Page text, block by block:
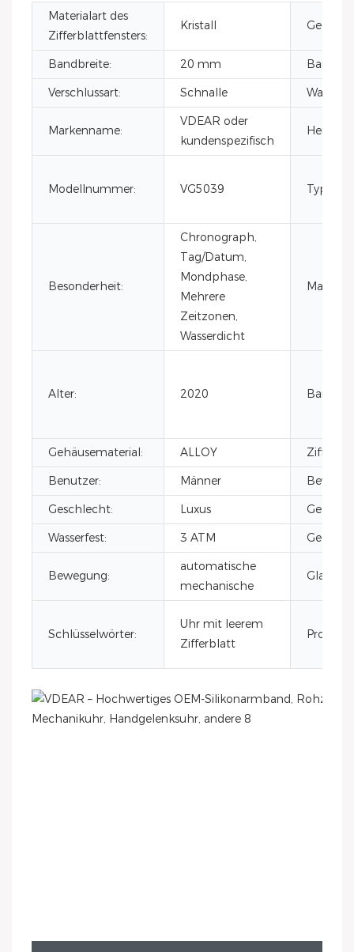
Materialart des
Zifferblattfensters:
Kristall
Bandbreite: 20 mm
Verschlussart:
Schnalle
Markenname:
VDEAR oder
kundenspezifisch
Modellnummer: VG5039 Typ:
Besonderheit:
Chronograph,
Tag/Datum,
Mondphase,
Mehrere
Zeitzonen,
Wasserdicht
Material:
Alter: 2020
Gehäusematerial: ALLOY
Benutzer:
Männer
Geschlecht:
Luxus
Wasserfest:
3 ATM
Bewegung:
automatische
mechanische
Glas:
Schlüsselwörter:
Uhr mit leerem
Zifferblatt